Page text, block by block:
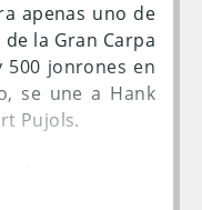
apenas uno de
la Gran Carpa
500 jonrones en
se une a Hank
Pujols.